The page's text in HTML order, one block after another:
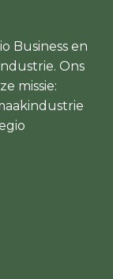
Business en
Ons
missie: